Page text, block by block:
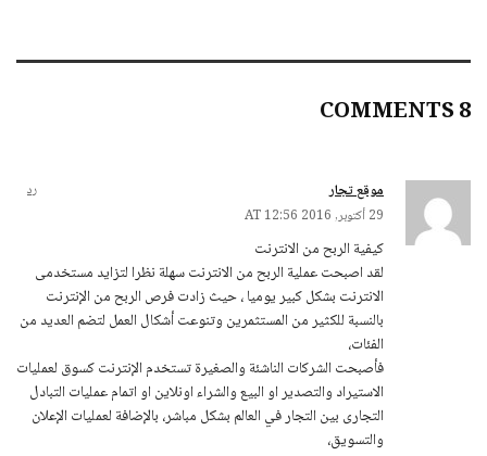
8 COMMENTS
موقع تجار
29 أكتوبر, 2016 AT 12:56
رد
كيفية الربح من الانترنت
لقد اصبحت عملية الربح من الانترنت سهلة نظرا لتزايد مستخدمى
الانترنت بشكل كبير يوميا ، حيث زادت فرص الربح من الإنترنت
بالنسبة للكثير من المستثمرين وتنوعت أشكال العمل لتضم العديد من
الفئات،
فأصبحت الشركات الناشئة والصغيرة تستخدم الإنترنت كسوق لعمليات
الاستيراد والتصدير او البيع والشراء اونلاين او اتمام عمليات التبادل
التجارى بين التجار في العالم بشكل مباشر، بالإضافة لعمليات الإعلان
والتسويق،